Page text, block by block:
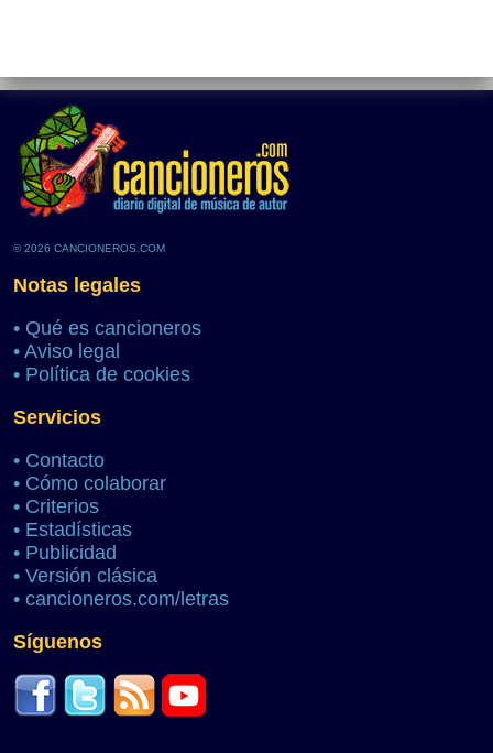
© 2026 CANCIONEROS.COM
Notas legales
• Qué es cancioneros
• Aviso legal
• Política de cookies
Servicios
• Contacto
• Cómo colaborar
• Criterios
• Estadísticas
• Publicidad
• Versión clásica
• cancioneros.com/letras
Síguenos